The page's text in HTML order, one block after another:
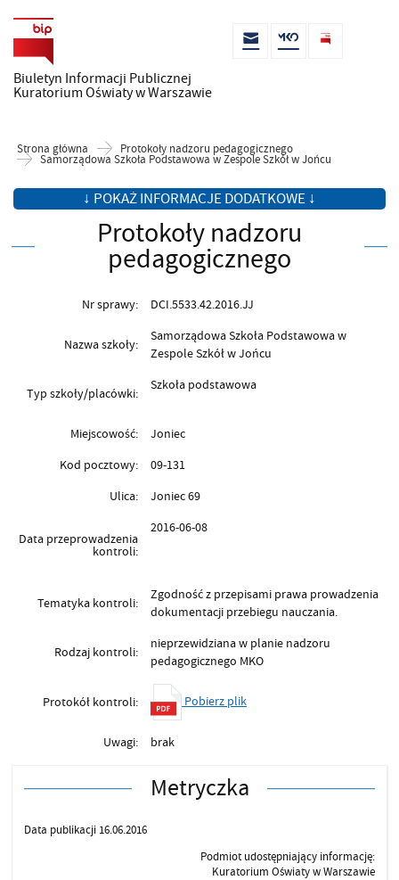
Biuletyn Informacji Publicznej
Kuratorium Oświaty w Warszawie
Strona główna Protokoły nadzoru pedagogicznego
Samorządowa Szkoła Podstawowa w Zespole Szkół w Jońcu
↓ POKAŻ INFORMACJE DODATKOWE ↓
Protokoły nadzoru
pedagogicznego
Nr sprawy: DCI.5533.42.2016.JJ
Nazwa szkoły:
Samorządowa Szkoła Podstawowa w
Zespole Szkół w Jońcu
Typ szkoły/placówki:
Szkoła podstawowa
Miejscowość:
Joniec
Kod pocztowy:
09-131
Ulica:
Joniec 69
Data przeprowadzenia
kontroli:
2016-06-08
Tematyka kontroli:
Zgodność z przepisami prawa prowadzenia
dokumentacji przebiegu nauczania.
Rodzaj kontroli:
nieprzewidziana w planie nadzoru
pedagogicznego MKO
Protokół kontroli: Pobierz plik
Uwagi: brak
Metryczka
Data publikacji 16.06.2016
Podmiot udostępniający informację:
Kuratorium Oświaty w Warszawie